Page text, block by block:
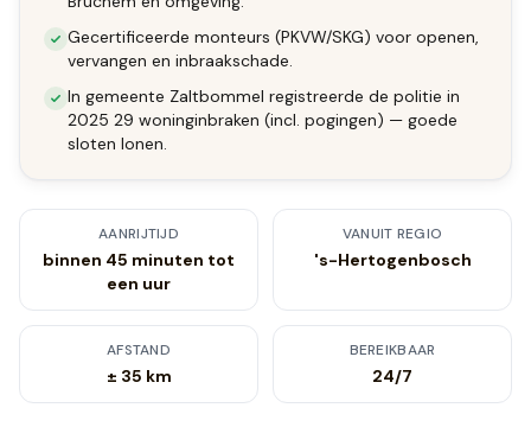
Gecertificeerde monteurs (PKVW/SKG) voor openen,
vervangen en inbraakschade.
In gemeente Zaltbommel registreerde de politie in
2025 29 woninginbraken (incl. pogingen) — goede
sloten lonen.
AANRIJTIJD
binnen 45 minuten tot
een uur
VANUIT REGIO
's-Hertogenbosch
AFSTAND
± 35 km
BEREIKBAAR
24/7